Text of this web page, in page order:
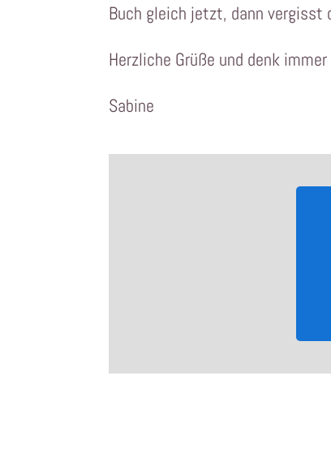
Buch gleich jetzt, dann vergisst
Herzliche Grüße und denk
Sabine